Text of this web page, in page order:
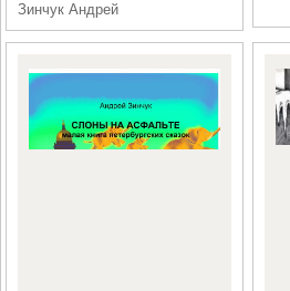
Зинчук Андрей